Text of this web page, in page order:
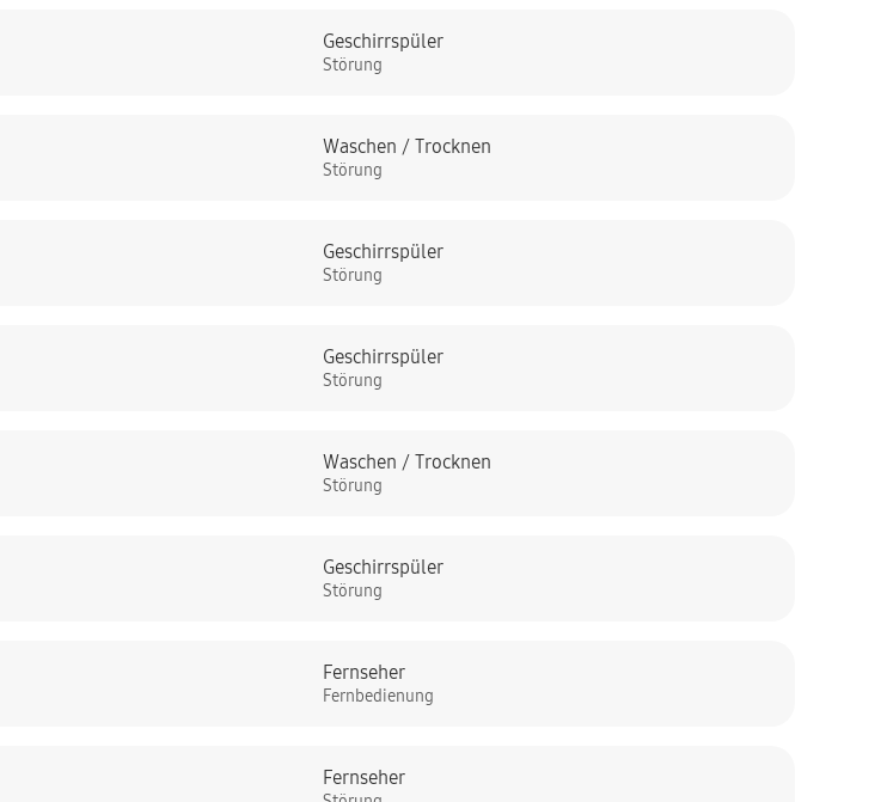
Geschirrspüler
Störung
Waschen / Trocknen
Störung
Geschirrspüler
Störung
Geschirrspüler
Störung
Waschen / Trocknen
Störung
Geschirrspüler
Störung
Fernseher
Fernbedienung
Fernseher